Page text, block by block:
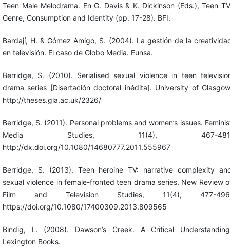
Teen Male Melodrama. En G. Davis & K. Dickinson (Eds.), Teen
Genre, Consumption and Identity (pp. 17-28). BFI.
Bardají, H. & Gómez Amigo, S. (2004). La gestión de la
en televisión. El caso de Globo Media. Eunsa.
Berridge, S. (2010). Serialised sexual violence in teen
drama series [Disertación doctoral inédita]. University of
http://theses.gla.ac.uk/2326/
Berridge, S. (2011). Personal problems and women’s issues.
Media Studies, 11(4), 467-
http://dx.doi.org/10.1080/14680777.2011.555967
Berridge, S. (2013). Teen heroine TV: narrative complexity
sexual violence in female-fronted teen drama series. New Review
Film and Television Studies, 11(4), 477-
https://doi.org/10.1080/17400309.2013.809565
Bindig, L. (2008). Dawson’s Creek. A Critical
Lexington Books.